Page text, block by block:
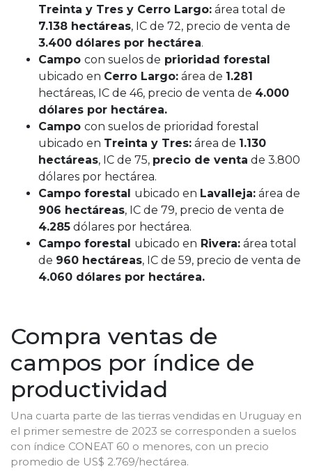
Treinta y Tres y Cerro Largo: área total de
7.138 hectáreas, IC de 72, precio de venta de
3.400 dólares por hectárea.
Campo con suelos de prioridad forestal
ubicado en Cerro Largo: área de 1.281
hectáreas, IC de 46, precio de venta de 4.000
dólares por hectárea.
Campo con suelos de prioridad forestal
ubicado en Treinta y Tres: área de 1.130
hectáreas, IC de 75, precio de venta de 3.800
dólares por hectárea.
Campo forestal ubicado en Lavalleja: área de
906 hectáreas, IC de 79, precio de venta de
4.285 dólares por hectárea.
Campo forestal ubicado en Rivera: área total
de 960 hectáreas, IC de 59, precio de venta de
4.060 dólares por hectárea.
Compra ventas de
campos por índice de
productividad
Una cuarta parte de las tierras vendidas en Uruguay en
el primer semestre de 2023 se corresponden a suelos
con índice CONEAT 60 o menores, con un precio
promedio de US$ 2.769/hectárea.